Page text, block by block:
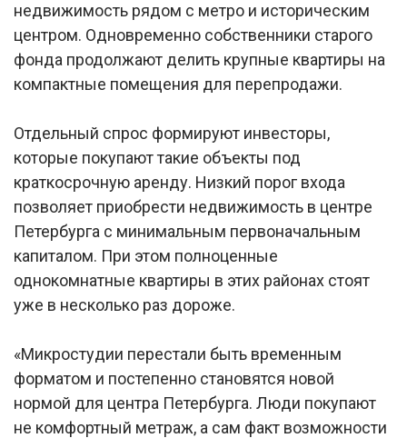
недвижимость рядом с метро и историческим
центром. Одновременно собственники старого
фонда продолжают делить крупные квартиры на
компактные помещения для перепродажи.
Отдельный спрос формируют инвесторы,
которые покупают такие объекты под
краткосрочную аренду. Низкий порог входа
позволяет приобрести недвижимость в центре
Петербурга с минимальным первоначальным
капиталом. При этом полноценные
однокомнатные квартиры в этих районах стоят
уже в несколько раз дороже.
«Микростудии перестали быть временным
форматом и постепенно становятся новой
нормой для центра Петербурга. Люди покупают
не комфортный метраж, а сам факт возможности